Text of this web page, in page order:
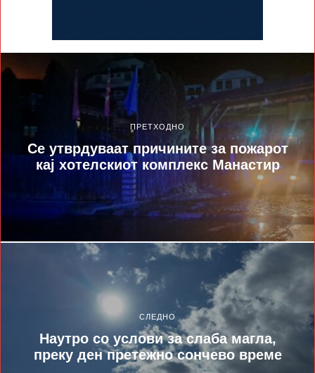
ПРЕТХОДНО
Се утврдуваат причините за пожарот
кај хотелскиот комплекс Манастир
СЛЕДНО
Наутро со услови за слаба магла,
преку ден претежно сончево време